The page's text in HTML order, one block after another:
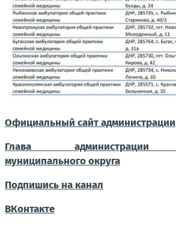
Официальный сайт администрации
Глава администрации
муниципального округа
Подпишись на канал
ВКонтакте